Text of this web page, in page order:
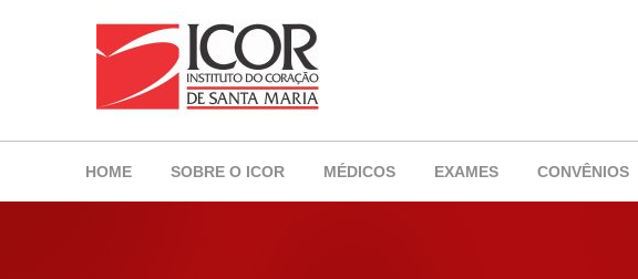
HOME SOBRE O ICOR MÉDICOS EXAMES CONVÊNIOS